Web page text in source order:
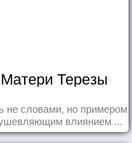
Терезы
не словами, но примером
влиянием ...